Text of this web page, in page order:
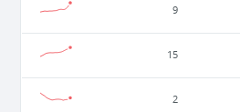
9
15
2